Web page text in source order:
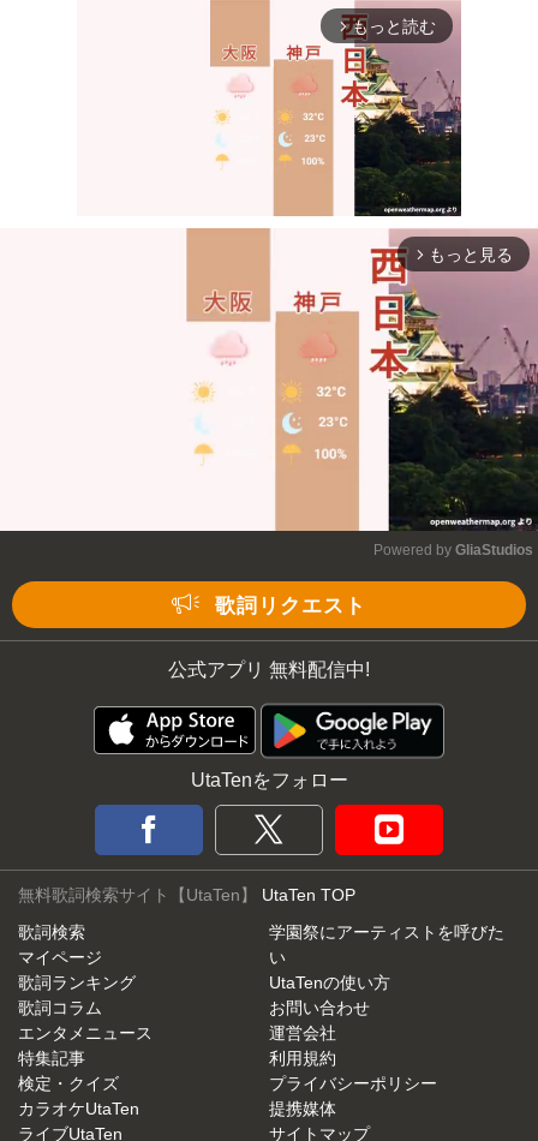
arrow_forward_ios もっと読む
Mute
arrow_forward_ios もっと見る
Powered by GliaStudios
歌詞リクエスト
公式アプリ 無料配信中!
UtaTenをフォロー
無料歌詞検索サイト【UtaTen】 UtaTen TOP
歌詞検索
マイページ
歌詞ランキング
歌詞コラム
エンタメニュース
特集記事
検定・クイズ
カラオケUtaTen
ライブUtaTen
学園祭にアーティストを呼びた
い
UtaTenの使い方
お問い合わせ
運営会社
利用規約
プライバシーポリシー
提携媒体
サイトマップ